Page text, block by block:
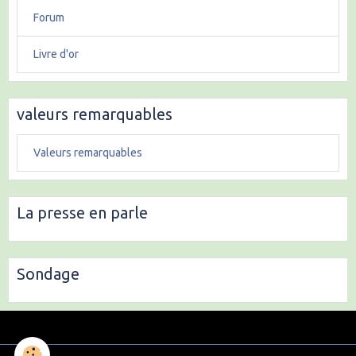
Forum
Livre d'or
valeurs remarquables
Valeurs remarquables
La presse en parle
Sondage